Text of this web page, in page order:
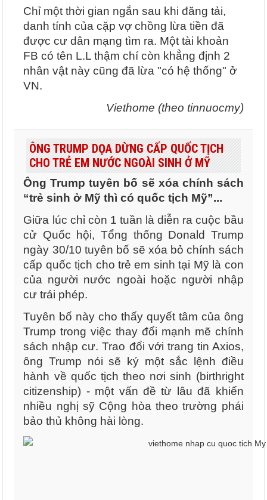
Chỉ một thời gian ngắn sau khi đăng tải,
danh tính của cặp vợ chồng lừa tiền đã
được cư dân mạng tìm ra. Một tài khoản
FB có tên L.L thậm chí còn khẳng định 2
nhân vật này cũng đã lừa "có hệ thống" ở
VN.
Viethome (theo tinnuocmy)
ÔNG TRUMP DỌA DỪNG CẤP QUỐC TỊCH
CHO TRẺ EM NƯỚC NGOÀI SINH Ở MỸ
Ông Trump tuyên bố sẽ xóa chính sách
“trẻ sinh ở Mỹ thì có quốc tịch Mỹ”...
Giữa lúc chỉ còn 1 tuần là diễn ra cuộc bầu
cử Quốc hội, Tổng thống Donald Trump
ngày 30/10 tuyên bố sẽ xóa bỏ chính sách
cấp quốc tịch cho trẻ em sinh tại Mỹ là con
của người nước ngoài hoặc người nhập
cư trái phép.
Tuyên bố này cho thấy quyết tâm của ông
Trump trong việc thay đổi mạnh mẽ chính
sách nhập cư. Trao đổi với trang tin Axios,
ông Trump nói sẽ ký một sắc lệnh điều
hành về quốc tịch theo nơi sinh (birthright
citizenship) - một vấn đề từ lâu đã khiến
nhiều nghị sỹ Cộng hòa theo trường phái
bảo thủ không hài lòng.